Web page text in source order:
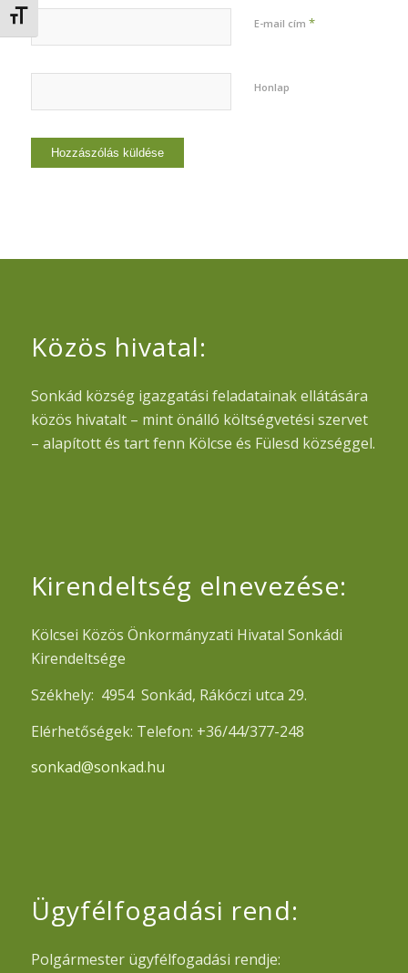
Betűméret váltása E-mail cím *
Honlap
Közös hivatal:
Sonkád község igazgatási feladatainak ellátására
közös hivatalt – mint önálló költségvetési szervet
– alapított és tart fenn Kölcse és Fülesd községgel.
Kirendeltség elnevezése:
Kölcsei Közös Önkormányzati Hivatal Sonkádi
Kirendeltsége
Székhely: 4954 Sonkád, Rákóczi utca 29.
Elérhetőségek: Telefon: +36/44/377-248
sonkad@sonkad.hu
Ügyfélfogadási rend:
Polgármester ügyfélfogadási rendje: